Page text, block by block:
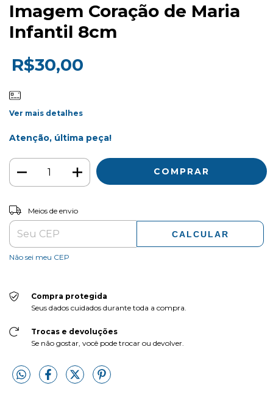
Imagem Coração de Maria
Infantil 8cm
R$30,00
Ver mais detalhes
Atenção, última peça!
Entregas para o CEP:
Meios de envio
CALCULAR
Não sei meu CEP
Compra protegida
Seus dados cuidados durante toda a compra.
Trocas e devoluções
Se não gostar, você pode trocar ou devolver.